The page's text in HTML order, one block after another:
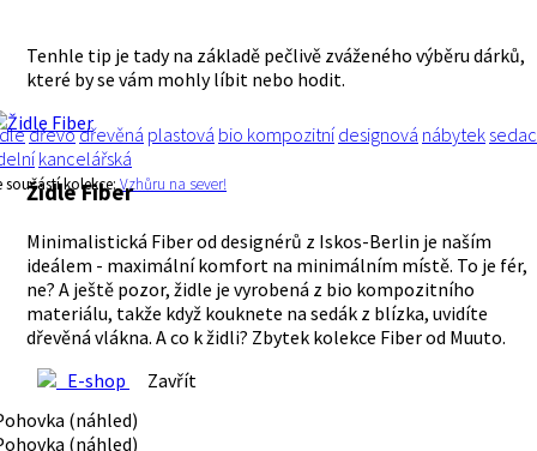
Tenhle tip je tady na základě pečlivě zváženého výběru dárků,
které by se vám mohly líbit nebo hodit.
dřevodřevěná plastová bio kompozitní designová nábytek
kancelářská
součástí kolekce:Vzhůru na sever!
Židle Fiber
Minimalistická Fiber od designérů z Iskos-Berlin je naším
ideálem - maximální komfort na minimálním místě. To je fér,
ne? A ještě pozor, židle je vyrobená z bio kompozitního
materiálu, takže když kouknete na sedák z blízka, uvidíte
dřevěná vlákna. A co k židli? Zbytek kolekce Fiber od Muuto.
E-shop
Zavřít